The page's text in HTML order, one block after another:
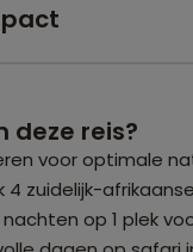
deze reis?
voor optimale
4 zuidelijk-
nachten op 1 plek